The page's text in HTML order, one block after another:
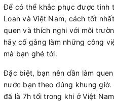
Để có thể khắc phục được tình
Loan và Việt Nam, cách tốt
quen và thích nghi với môi
hãy cố gắng làm những công
mà bạn ghé tới.
Đặc biệt, bạn nên dần làm
nước bạn theo đúng khung
đã là 7h tối trong khi ở Việt